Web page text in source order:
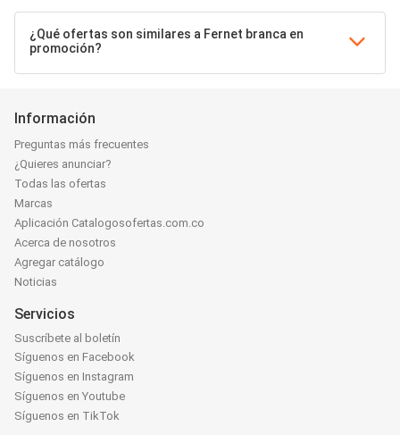
¿Qué ofertas son similares a Fernet branca en
promoción?
Información
Preguntas más frecuentes
¿Quieres anunciar?
Todas las ofertas
Marcas
Aplicación Catalogosofertas.com.co
Acerca de nosotros
Agregar catálogo
Noticias
Servicios
Suscríbete al boletín
Síguenos en Facebook
Síguenos en Instagram
Síguenos en Youtube
Síguenos en TikTok